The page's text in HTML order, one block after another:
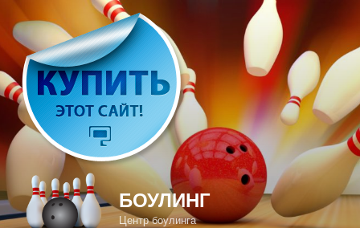
Перейти
содержимому
БОУЛИНГ
Центр боулинга